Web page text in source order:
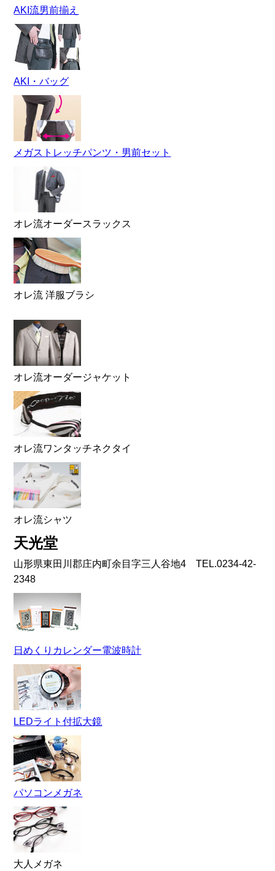
AKI流男前揃え
AKI・バッグ
メガストレッチパンツ・男前セット
オレ流オーダースラックス
オレ流 洋服ブラシ
オレ流オーダージャケット
オレ流ワンタッチネクタイ
オレ流シャツ
天光堂
山形県東田川郡庄内町余目字三人谷地4 TEL.0234-42-
2348
日めくりカレンダー電波時計
LEDライト付拡大鏡
パソコンメガネ
大人メガネ